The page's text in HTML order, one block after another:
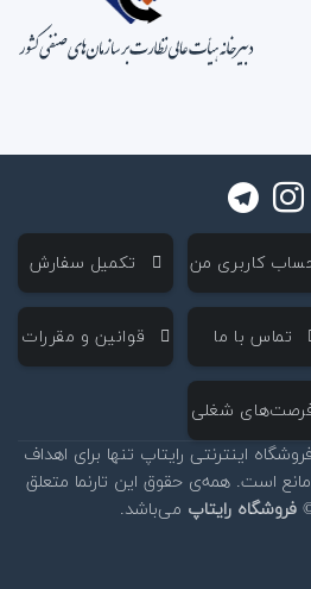
کاربری من ‌ تکمیل سفارش
‌ تماس با ما ‌ قوانین و مقررات
شغلی
اینترنتی رایتاپ تنها برای اهداف
است. همه‌ی حقوق این تارنما متعلق
فروشگاه رایتاپ می‌باشد.